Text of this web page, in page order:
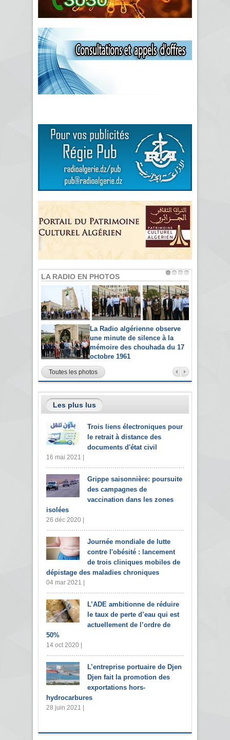
LA RADIO EN PHOTOS
La Radio algérienne observe
une minute de silence à la
mémoire des chouhada du 17
octobre 1961
Toutes les photos
Les plus lus
Trois liens électroniques pour
le retrait à distance des
documents d'état civil
16 mai 2021 |
Grippe saisonnière: poursuite
des campagnes de
vaccination dans les zones
isolées
26 déc 2020 |
Journée mondiale de lutte
contre l'obésité : lancement
de trois cliniques mobiles de
dépistage des maladies chroniques
04 mar 2021 |
L’ADE ambitionne de réduire
le taux de perte d’eau qui est
actuellement de l’ordre de
50%
14 oct 2020 |
L’entreprise portuaire de Djen
Djen fait la promotion des
exportations hors-
hydrocarbures
28 juin 2021 |